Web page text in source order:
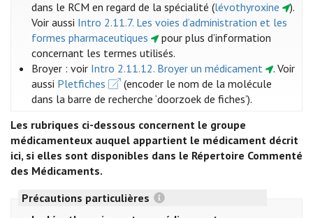
dans le RCM en regard de la spécialité (lévothyroxine ).
Voir aussi Intro 2.11.7. Les voies d’administration et les
formes pharmaceutiques
pour plus d’information
concernant les termes utilisés.
Broyer : voir Intro 2.11.12. Broyer un médicament
. Voir
aussi Pletfiches
(encoder le nom de la molécule
dans la barre de recherche ‘doorzoek de fiches’).
Les rubriques ci-dessous concernent le groupe
médicamenteux auquel appartient le médicament décrit
ici, si elles sont disponibles dans le Répertoire Commenté
des Médicaments.
Précautions particulières